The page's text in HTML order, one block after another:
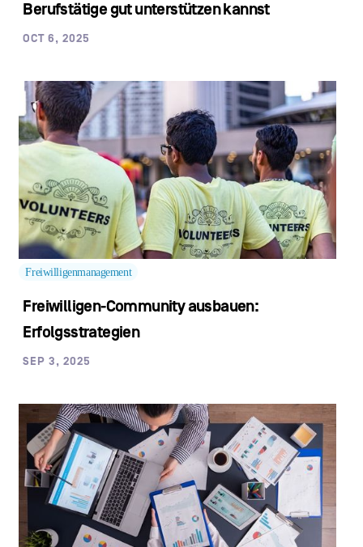
Berufstätige gut unterstützen kannst
OCT 6, 2025
Freiwilligenmanagement
Freiwilligen-Community ausbauen:
Erfolgsstrategien
SEP 3, 2025